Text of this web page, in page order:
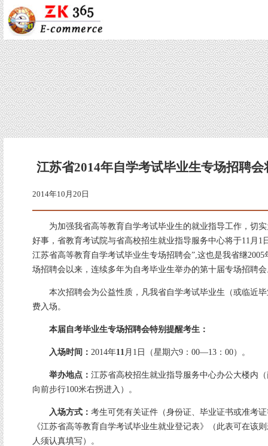
江苏省2014年自学考试毕业生专场招聘会
2014年10月20日
为加强我省高等教育自学考试毕业生的就业指导工作，切实
好事，省教育考试院与省高校招生就业指导服务中心将于11月1
江苏省高等教育自学考试毕业生专场招聘会”,这也是我省继
场招聘会以来，连续多年为自考毕业生举办的第十届专场招聘
本次招聘会为公益性质，凡我省自学考试毕业生（或临近毕
费入场。
本届自考毕业生专场招聘会特别提醒考生：
入场时间： 2014年11月1日（星期六9：00—13：00）。
举办地点： 江苏省高校招生就业指导服务中心办公大楼内
向前步行100米右拐进入）。
入场方式： 考生可凭有关证件（身份证、毕业证书或准考
《江苏省高等教育自学考试毕业生就业登记表》（此表可在该
人须认真填写）。